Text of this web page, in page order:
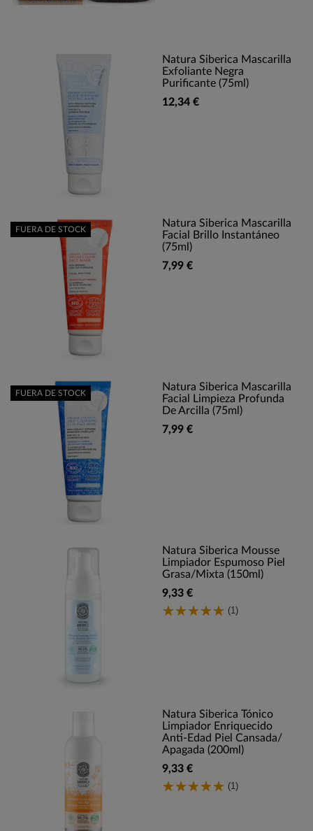
Natura Siberica Mascarilla
Exfoliante Negra
Purificante (75ml)
12,34 €
Natura Siberica Mascarilla
Facial Brillo Instantáneo
(75ml)
7,99 €
FUERA DE STOCK
Natura Siberica Mascarilla
Facial Limpieza Profunda
De Arcilla (75ml)
7,99 €
FUERA DE STOCK
Natura Siberica Mousse
Limpiador Espumoso Piel
Grasa/Mixta (150ml)
9,33 €
(1)
Natura Siberica Tónico
Limpiador Enriquecido
Anti-Edad Piel Cansada/
Apagada (200ml)
9,33 €
(1)